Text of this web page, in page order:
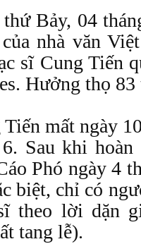
Bảy, 04
nhà văn
sĩ Cung Tiến
Hưởng thọ
mất ngày
Sau khi
Phó ngày 4
biệt, chỉ có
theo lời dặn
tang lễ).